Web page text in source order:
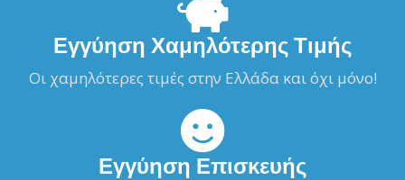
Εγγύηση Χαμηλότερης Τιμής
Οι χαμηλότερες τιμές στην Ελλάδα και όχι μόνο!
Εγγύηση Επισκευής